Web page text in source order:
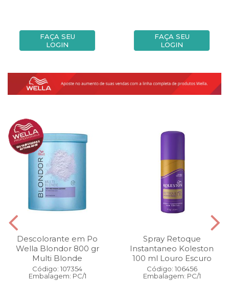
FAÇA SEU
LOGIN
FAÇA SEU
LOGIN
Descolorante em Po
Wella Blondor 800 gr
Multi Blonde
Código: 107354
Embalagem: PC/1
Spray Retoque
Instantaneo Koleston
100 ml Louro Escuro
Código: 106456
Embalagem: PC/1